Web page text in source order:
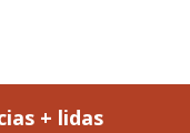
+ lidas